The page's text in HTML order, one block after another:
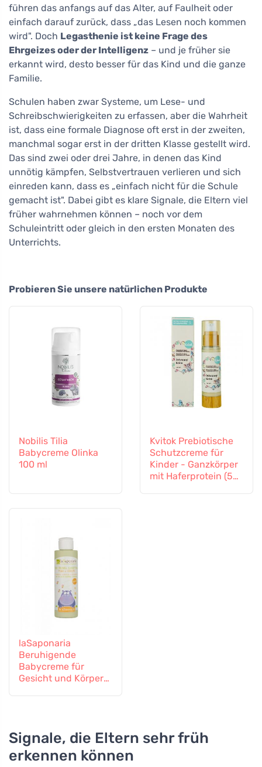
führen das anfangs auf das Alter, auf Faulheit oder
einfach darauf zurück, dass „das Lesen noch kommen
wird". Doch Legasthenie ist keine Frage des
Ehrgeizes oder der Intelligenz – und je früher sie
erkannt wird, desto besser für das Kind und die ganze
Familie.
Schulen haben zwar Systeme, um Lese- und
Schreibschwierigkeiten zu erfassen, aber die Wahrheit
ist, dass eine formale Diagnose oft erst in der zweiten,
manchmal sogar erst in der dritten Klasse gestellt wird.
Das sind zwei oder drei Jahre, in denen das Kind
unnötig kämpfen, Selbstvertrauen verlieren und sich
einreden kann, dass es „einfach nicht für die Schule
gemacht ist". Dabei gibt es klare Signale, die Eltern viel
früher wahrnehmen können – noch vor dem
Schuleintritt oder gleich in den ersten Monaten des
Unterrichts.
Probieren Sie unsere natürlichen Produkte
Nobilis Tilia
Babycreme Olinka
100 ml
Kvitok Prebiotische
Schutzcreme für
Kinder - Ganzkörper
mit Haferprotein (50
laSaponaria
Beruhigende
Babycreme für
Gesicht und Körper
Signale, die Eltern sehr früh
erkennen können